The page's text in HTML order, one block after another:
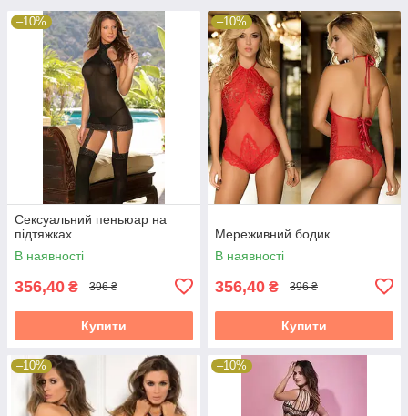
–10%
Сексуальний пеньюар на
підтяжках
В наявності
356,40 ₴ 396 ₴
Купити
–10%
Мереживний бодик
В наявності
356,40 ₴ 396 ₴
Купити
–10% –10%